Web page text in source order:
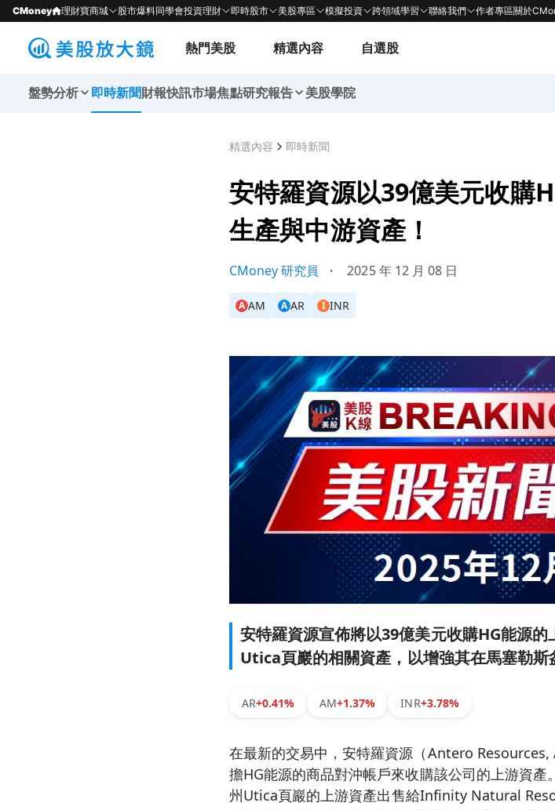
CMoney 理財寶商城 股市爆料同學會投資理財 即時股市 美股專區 模擬投資 跨領域學習 聯絡我們 作者專區關於
熱門美股 精選內容 自選股
盤勢分析 即時新聞財報快訊市場焦點研究報告 美股學院
精選內容 即時新聞
安特羅資源以39億美元收購
生產與中游資產！
CMoney 研究員 ・ 2025 年 12 月 08 日
A AM A AR I INR
安特羅資源宣佈將以39億美元收購HG能源
Utica頁巖的相關資產，以增強其在馬塞勒斯
AR+0.41% AM+1.37% INR+3.78%
在最新的交易中，安特羅資源（Antero
擔HG能源的商品對沖帳戶來收購該公司的上游資
州Utica頁巖的上游資產出售給Infinity Natural